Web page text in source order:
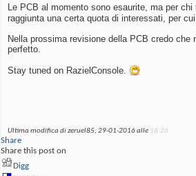
Le PCB al momento sono esaurite, ma per
raggiunta una certa quota di interessati, per
Nella prossima revisione della PCB credo
perfetto.
Stay tuned on RazielConsole.
Ultima modifica di zeruel85; 29-01-2016 alle 18:26
Share
Share this post on
Digg